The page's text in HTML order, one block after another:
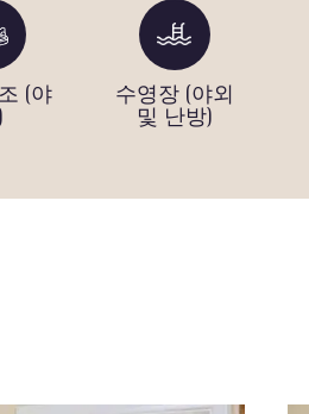
(야
수영장 (야외
및 난방)